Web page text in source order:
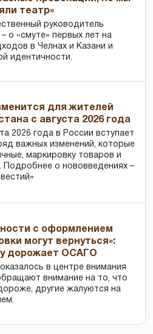
театр»
руководитель
о «смуте» первых лет на
в Челнах и Казани и
идентичности.
для жителей
с августа 2026 года
2026 года в России вступает
важных изменений, которые
маркировку товаров и
Подробнее о нововведениях –
с оформлением
могут вернуться»:
дорожает ОСАГО
в центре внимания
внимание на то, что
другие жалуются на